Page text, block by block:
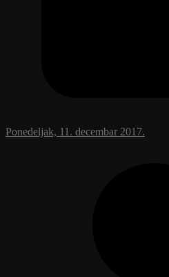
Ponedeljak, 11. decembar 2017.